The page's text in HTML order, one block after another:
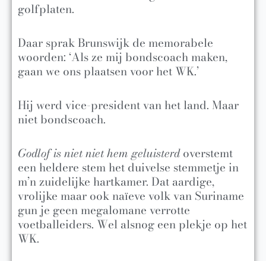
golfplaten.
Daar sprak Brunswijk de memorabele
woorden: ‘Als ze mij bondscoach maken,
gaan we ons plaatsen voor het WK.’
Hij werd vice-president van het land. Maar
niet bondscoach.
Godlof is niet niet hem geluisterdoverstemt
een heldere stem het duivelse stemmetje in
m’n zuidelijke hartkamer. Dat aardige,
vrolijke maar ook naïeve volk van Suriname
gun je geen megalomane verrotte
voetballeiders. Wel alsnog een plekje op het
WK.